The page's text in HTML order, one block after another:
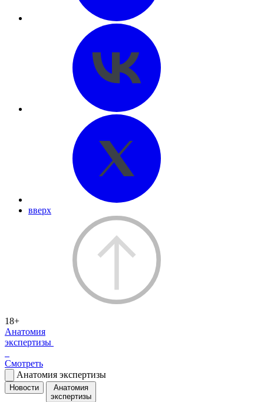
вверх
18+
Анатомия
экспертизы
Смотреть
Анатомия экспертизы
Новости
Анатомия
экспертизы